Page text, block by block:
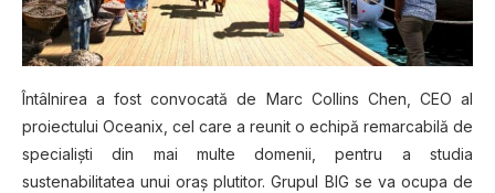
Întâlnirea a fost convocată de Marc Collins Chen, CEO al
proiectului Oceanix, cel care a reunit o echipă remarcabilă de
specialişti din mai multe domenii, pentru a studia
sustenabilitatea unui oraş plutitor. Grupul BIG se va ocupa de